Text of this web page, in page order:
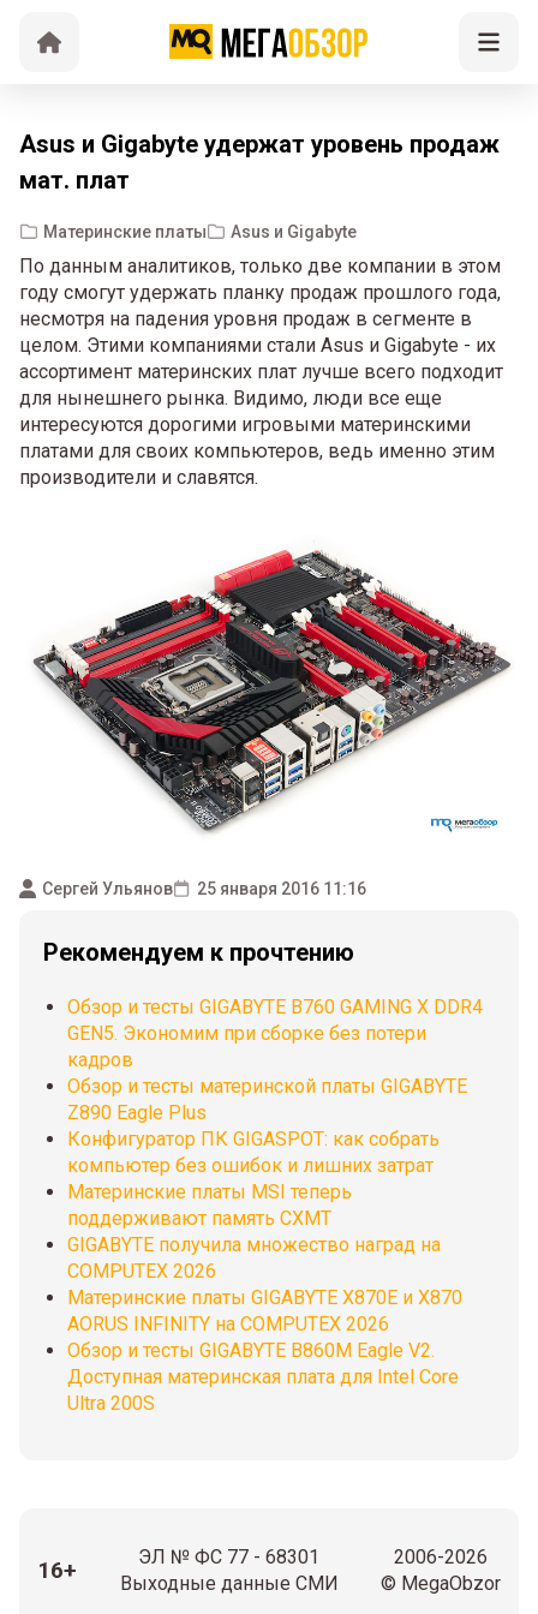
Asus и Gigabyte удержат уровень продаж
мат. плат
Материнские платы Asus и Gigabyte
По данным аналитиков, только две компании в этом
году смогут удержать планку продаж прошлого года,
несмотря на падения уровня продаж в сегменте в
целом. Этими компаниями стали Asus и Gigabyte - их
ассортимент материнских плат лучше всего подходит
для нынешнего рынка. Видимо, люди все еще
интересуются дорогими игровыми материнскими
платами для своих компьютеров, ведь именно этим
производители и славятся.
Сергей Ульянов 25 января 2016 11:16
Рекомендуем к прочтению
Обзор и тесты GIGABYTE B760 GAMING X DDR4
GEN5. Экономим при сборке без потери
кадров
Обзор и тесты материнской платы GIGABYTE
Z890 Eagle Plus
Конфигуратор ПК GIGASPOT: как собрать
компьютер без ошибок и лишних затрат
Материнские платы MSI теперь
поддерживают память CXMT
GIGABYTE получила множество наград на
COMPUTEX 2026
Материнские платы GIGABYTE X870E и X870
AORUS INFINITY на COMPUTEX 2026
Обзор и тесты GIGABYTE B860M Eagle V2.
Доступная материнская плата для Intel Core
Ultra 200S
16+
ЭЛ № ФС 77 - 68301
Выходные данные СМИ
2006-2026
© MegaObzor